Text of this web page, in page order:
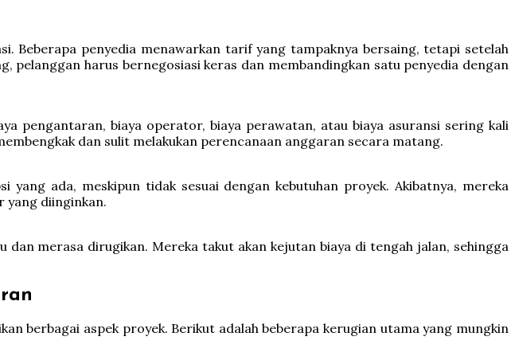
Beberapa penyedia menawarkan tarif yang tampaknya bersaing, tetapi setelah
harus bernegosiasi keras dan membandingkan satu penyedia dengan
pengantaran, biaya operator, biaya perawatan, atau biaya asuransi sering kali
dan sulit melakukan perencanaan anggaran secara matang.
ada, meskipun tidak sesuai dengan kebutuhan proyek. Akibatnya, mereka
yang diinginkan.
merasa dirugikan. Mereka takut akan kejutan biaya di tengah jalan, sehingga
berbagai aspek proyek. Berikut adalah beberapa kerugian utama yang mungkin